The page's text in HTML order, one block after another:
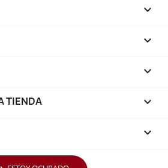



TIENDA keyboard_arrow_down
